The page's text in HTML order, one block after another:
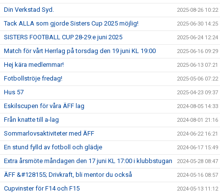
Din Verkstad Syd. 2025-08-26 10:22
Tack ALLA som gjorde Sisters Cup 2025 möjlig! 2025-06-30 14:25
SISTERS FOOTBALL CUP 28-29:e juni 2025 2025-06-24 12:24
Match för vårt Herrlag på torsdag den 19 juni KL 19:00 2025-06-16 09:29
Hej kära medlemmar! 2025-06-13 07:21
Fotbollströje fredag! 2025-05-06 07:22
Hus 57 2025-04-23 09:37
Eskilscupen för våra ÄFF lag 2024-08-05 14:33
Från knatte till a-lag 2024-08-01 21:16
Sommarlovsaktiviteter med ÄFF 2024-06-22 16:21
En stund fylld av fotboll och glädje 2024-06-17 15:49
Extra årsmöte måndagen den 17 juni KL 17:00 i klubbstugan 2024-05-28 08:47
ÄFF &#128155; Drivkraft, bli mentor du också 2024-05-16 08:57
Cupvinster för F14 och F15 2024-05-13 11:12